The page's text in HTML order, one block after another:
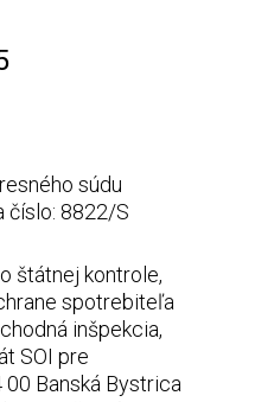
súdu
číslo: 8822/S
štátnej kontrole,
spotrebiteľa
inšpekcia,
SOI pre
Banská Bystrica